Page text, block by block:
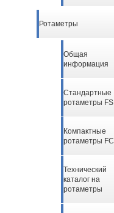
Ротаметры
Общая
информация
Стандартные
ротаметры FS
Компактные
ротаметры FC
Технический
каталог на
ротаметры